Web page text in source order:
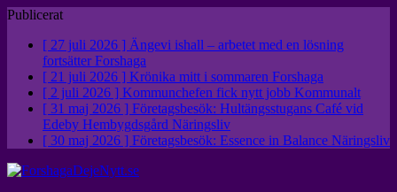
Publicerat
[ 27 juli 2026 ] Ängevi ishall – arbetet med en lösning
fortsätter Forshaga
[ 21 juli 2026 ] Krönika mitt i sommaren Forshaga
[ 2 juli 2026 ] Kommunchefen fick nytt jobb Kommunalt
[ 31 maj 2026 ] Företagsbesök: Hultängsstugans Café vid
Edeby Hembygdsgård Näringsliv
[ 30 maj 2026 ] Företagsbesök: Essence in Balance Näringsliv